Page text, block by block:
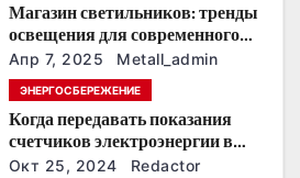
Магазин светильников: тренды
освещения для современного
интерьера
Апр 7, 2025 Metall_admin
ЭНЕРГОСБЕРЕЖЕНИЕ
Когда передавать показания
счетчиков электроэнергии в
Дзержинске?
Окт 25, 2024 Redactor